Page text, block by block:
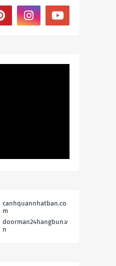
canhquannhatban.co
m
doorman24hangbun.v
n